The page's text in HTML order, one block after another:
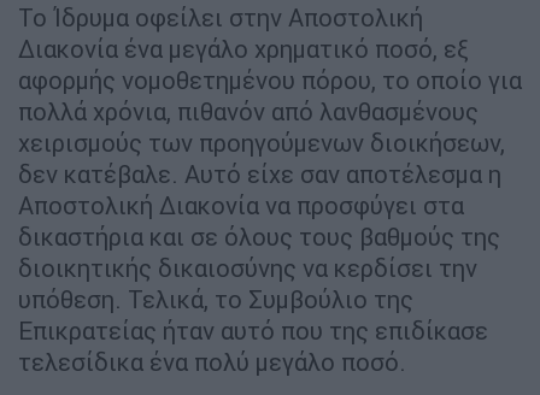
Το Ίδρυμα οφείλει στην Αποστολική
Διακονία ένα μεγάλο χρηματικό ποσό, εξ
αφορμής νομοθετημένου πόρου, το οποίο για
πολλά χρόνια, πιθανόν από λανθασμένους
χειρισμούς των προηγούμενων διοικήσεων,
δεν κατέβαλε. Αυτό είχε σαν αποτέλεσμα η
Αποστολική Διακονία να προσφύγει στα
δικαστήρια και σε όλους τους βαθμούς της
διοικητικής δικαιοσύνης να κερδίσει την
υπόθεση. Τελικά, το Συμβούλιο της
Επικρατείας ήταν αυτό που της επιδίκασε
τελεσίδικα ένα πολύ μεγάλο ποσό.